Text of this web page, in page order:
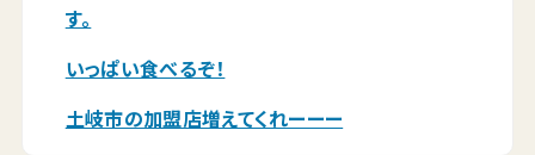
す。
いっぱい食べるぞ！
土岐市の加盟店増えてくれーーー